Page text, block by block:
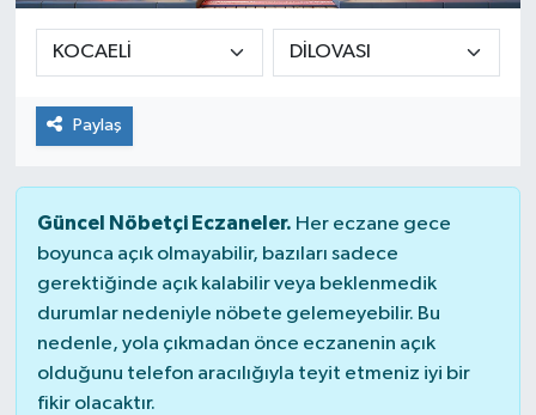
Paylaş
Güncel Nöbetçi Eczaneler. Her eczane gece
boyunca açık olmayabilir, bazıları sadece
gerektiğinde açık kalabilir veya beklenmedik
durumlar nedeniyle nöbete gelemeyebilir. Bu
nedenle, yola çıkmadan önce eczanenin açık
olduğunu telefon aracılığıyla teyit etmeniz iyi bir
fikir olacaktır.